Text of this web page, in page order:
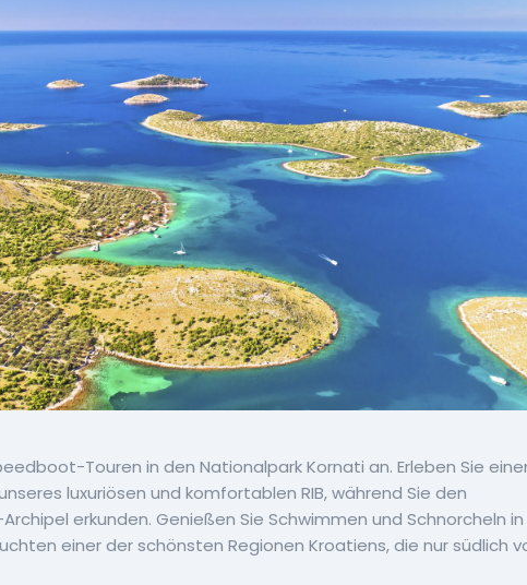
Touren in den Nationalpark Kornati an. Erleben Sie
luxuriösen und komfortablen RIB, während Sie den
erkunden. Genießen Sie Schwimmen und Schnorcheln
einer der schönsten Regionen Kroatiens, die nur südlich